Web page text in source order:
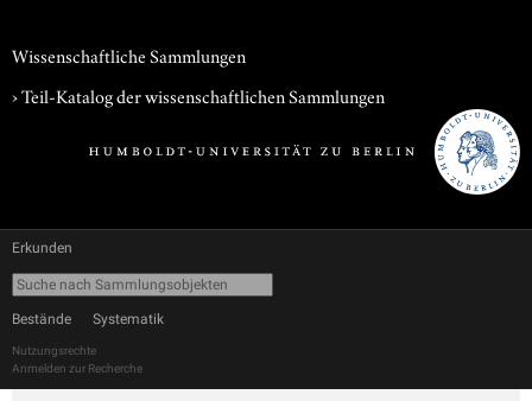
Wissenschaftliche Sammlungen
› Teil-Katalog der wissenschaftlichen Sammlungen
Erkunden
Bestände Systematik
Nutzungsrechte
Anmelden zur Recherche